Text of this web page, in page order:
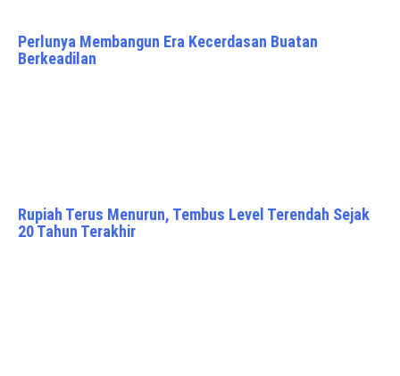
Perlunya Membangun Era Kecerdasan Buatan
Berkeadilan
Rupiah Terus Menurun, Tembus Level Terendah Sejak
20 Tahun Terakhir